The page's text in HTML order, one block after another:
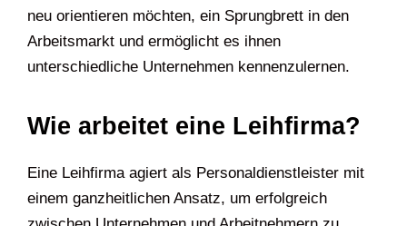
neu orientieren möchten, ein Sprungbrett in den
Arbeitsmarkt und ermöglicht es ihnen
unterschiedliche Unternehmen kennenzulernen.
Wie arbeitet eine Leihfirma?
Eine Leihfirma agiert als Personaldienstleister mit
einem ganzheitlichen Ansatz, um erfolgreich